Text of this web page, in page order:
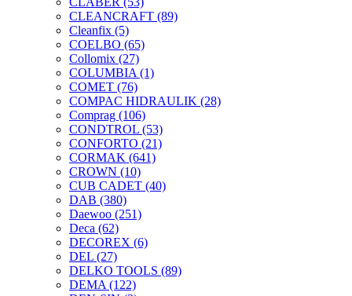
CLEANCRAFT (89)
Cleanfix (5)
COELBO (65)
Collomix (27)
COLUMBIA (1)
COMET (76)
COMPAC HIDRAULIK (28)
Comprag (106)
CONDTROL (53)
CONFORTO (21)
CORMAK (641)
CROWN (10)
CUB CADET (40)
DAB (380)
Daewoo (251)
Deca (62)
DECOREX (6)
DEL (27)
DELKO TOOLS (89)
DEMA (122)